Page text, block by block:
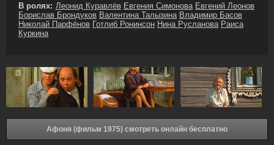
В ролях: Леонид Куравлёв Евгения Симонова Евгений Леонов
Борислав Брондуков Валентина Талызина Владимир Басов
Николай Парфёнов Готлиб Ронинсон Нина Русланова Раиса
Куркина
Афоня (фильм 1975) смотреть онлайн бесплатно